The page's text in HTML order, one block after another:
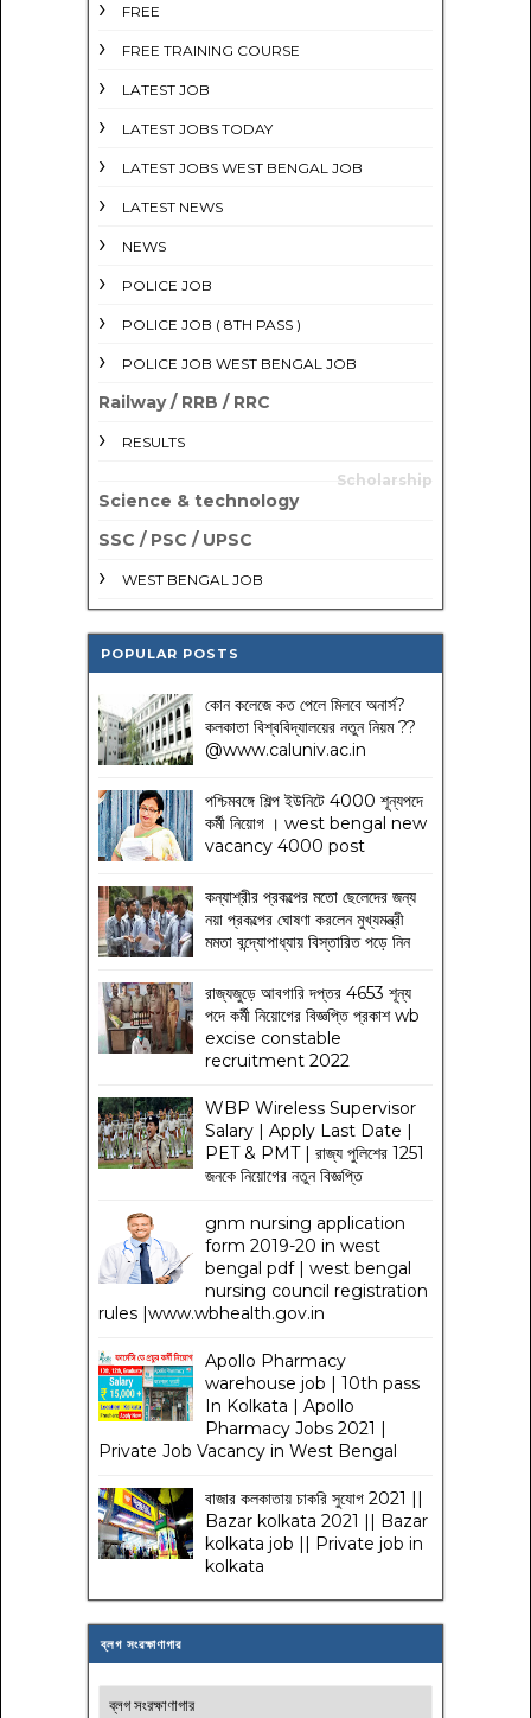
FREE
FREE TRAINING COURSE
LATEST JOB
LATEST JOBS TODAY
LATEST JOBS WEST BENGAL JOB
LATEST NEWS
NEWS
POLICE JOB
POLICE JOB ( 8TH PASS )
POLICE JOB WEST BENGAL JOB
Railway / RRB / RRC
RESULTS
Scholarship
Science & technology
SSC / PSC / UPSC
WEST BENGAL JOB
POPULAR POSTS
কোন কলেজে কত পেলে মিলবে অনার্স?
কলকাতা বিশ্ববিদ্যালয়ের নতুন নিয়ম??
@www.caluniv.ac.in
পশ্চিমবঙ্গে শিল্প ইউনিটে 4000 শূন্যপদে
কর্মী নিয়োগ । west bengal new
vacancy 4000 post
কন্যাশ্রীর প্রকল্পের মতো ছেলেদের জন্য
নয়া প্রকল্পের ঘোষণা করলেন মুখ্যমন্ত্রী
মমতা বন্দ্যোপাধ্যায় বিস্তারিত পড়ে নিন
রাজ্যজুড়ে আবগারি দপ্তর 4653 শূন্য
পদে কর্মী নিয়োগের বিজ্ঞপ্তি প্রকাশ wb
excise constable
recruitment 2022
WBP Wireless Supervisor
Salary | Apply Last Date |
PET & PMT | রাজ্য পুলিশের 1251
জনকে নিয়োগের নতুন বিজ্ঞপ্তি
gnm nursing application
form 2019-20 in west
bengal pdf | west bengal
nursing council registration
rules |www.wbhealth.gov.in
Apollo Pharmacy
warehouse job | 10th pass
In Kolkata | Apollo
Pharmacy Jobs 2021 |
Private Job Vacancy in West Bengal
বাজার কলকাতায় চাকরি সুযোগ 2021 ||
Bazar kolkata 2021 || Bazar
kolkata job || Private job in
kolkata
ব্লগ সংরক্ষাণাগার